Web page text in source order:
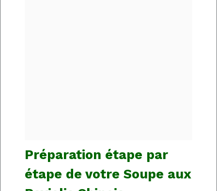
Préparation étape par
étape de votre Soupe aux